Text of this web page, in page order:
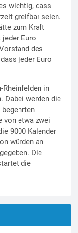
wichtig, dass
greifbar seien.
zum Kraft
jeder Euro
des
jeder Euro
Rheinfelden in
Dabei werden die
begehrten
von etwa zwei
9000 Kalender
würden an
Die
die